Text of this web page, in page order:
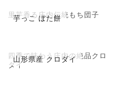
芋っこ ぼた餅
里芋香る庄内伝統もち団子
山形県産 クロダイ
四季で味わう庄内の絶品クロ
ダイ